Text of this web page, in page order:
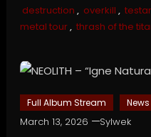
destruction , overkill ,
metal tour, thrash of the
Full Album Stream News
March 13, 2026 Sylwek